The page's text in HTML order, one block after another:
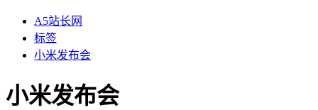
A5站长网
标签
小米发布会
小米发布会